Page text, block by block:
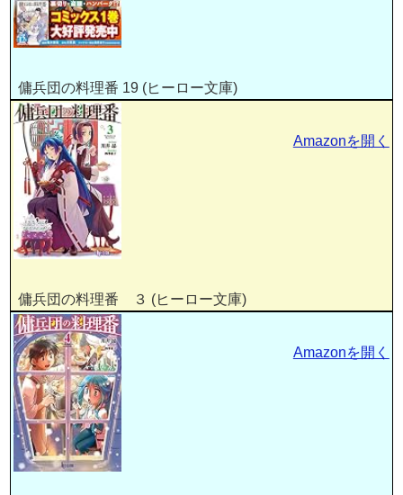
傭兵団の料理番 19 (ヒーロー文庫)
傭兵団の料理番 ３ (ヒーロー文庫)
Amazonを開く
Amazonを開く